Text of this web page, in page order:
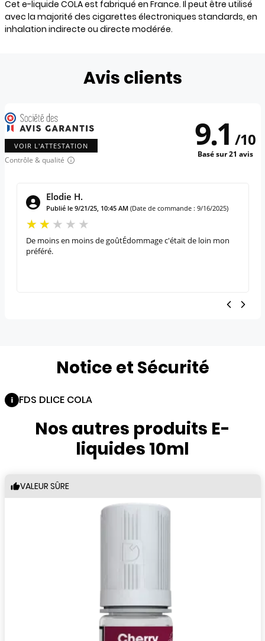
Cet e-liquide COLA est fabriqué en France. Il peut être utilisé
avec la majorité des cigarettes électroniques standards, en
inhalation indirecte ou directe modérée.
Avis clients
VOIR L'ATTESTATION
Contrôle & qualité
9.1 /10
Basé sur 21 avis
Elodie H.
Publié le 9/21/25, 10:45 AM (Date de commande : 9/16/2025)
De moins en moins de goûtÉdommage c'était de loin mon
préféré.
Notice et Sécurité
FDS DLICE COLA
Nos autres produits E-
liquides 10ml
VALEUR SÛRE